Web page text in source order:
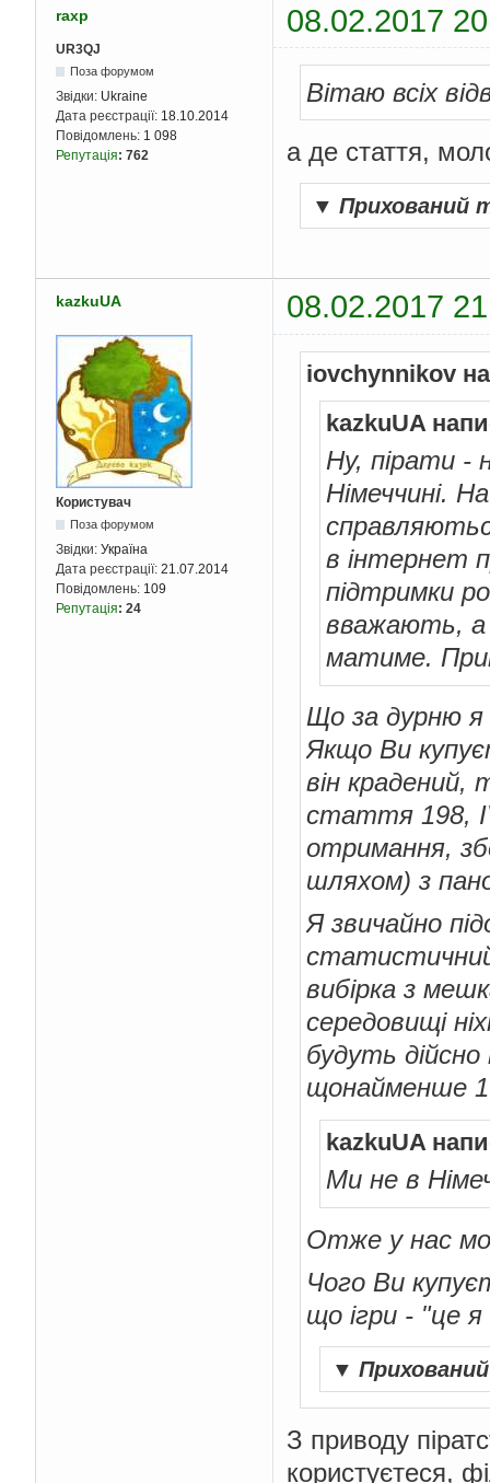
raxp 08.02.2017
UR3QJ
Поза форумом
Звідки: Ukraine
Дата реєстрації: 18.10.2014
Повідомлень: 1 098
Репутація: 762
Вітаю всіх
а де стаття,
▼ Прихований
kazkuUA 08.02.2017
Користувач
Поза форумом
Звідки: Україна
Дата реєстрації: 21.07.2014
Повідомлень: 109
Репутація: 24
iovchynnikov
kazkuUA
Ну, пірати -
Німеччині.
в інтернет
підтримки
вважають, а
матиме.
Що за дурню
Якщо Ви
він
стаття 198,
отримання,
шляхом) з
Я звичайно
вибірка з
середовищі
будуть
щонайменше
kazkuUA
Ми не в
Отже у нас
Чого Ви
що ігри - "це я
▼
З приводу
користуєтеся,